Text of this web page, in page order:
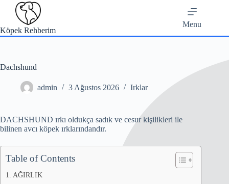
content
Köpek Rehberim
Menu
Dachshund
admin 3 Ağustos 2026 Irklar
DACHSHUND ırkı oldukça sadık ve cesur kişilikleri ile
bilinen avcı köpek ırklarındandır.
Table of Contents
AĞIRLIK